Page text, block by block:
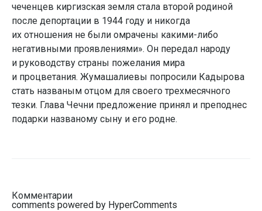
чеченцев киргизская земля стала второй родиной
после депортации в 1944 году и никогда
их отношения не были омрачены какими-либо
негативными проявлениями». Он передал народу
и руководству страны пожелания мира
и процветания. Жумашалиевы попросили Кадырова
стать названым отцом для своего трехмесячного
тезки. Глава Чечни предложение принял и преподнес
подарки названому сыну и его родне.
Комментарии
comments powered by HyperComments